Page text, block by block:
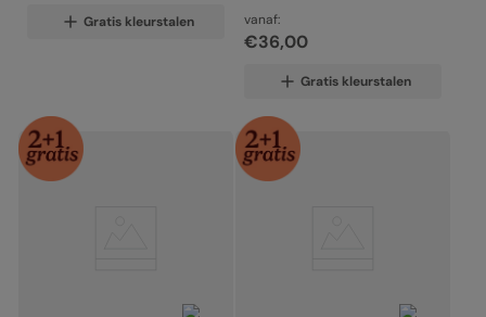
Gratis kleurstalen vanaf:
€36,00
Gratis kleurstalen